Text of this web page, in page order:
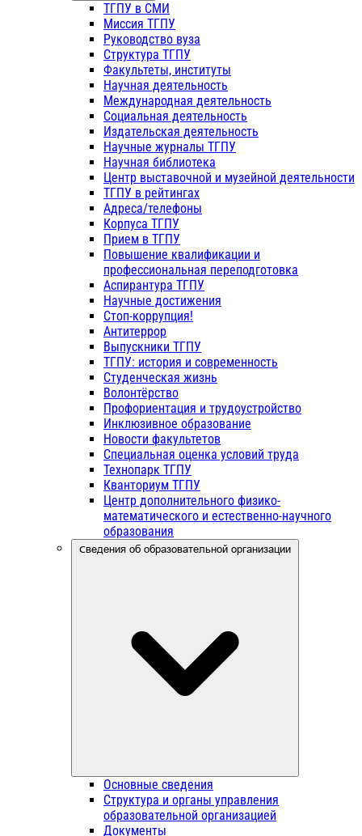
ТГПУ в СМИ
Миссия ТГПУ
Руководство вуза
Структура ТГПУ
Факультеты, институты
Научная деятельность
Международная деятельность
Социальная деятельность
Издательская деятельность
Научные журналы ТГПУ
Научная библиотека
Центр выставочной и музейной деятельности
ТГПУ в рейтингах
Адреса/телефоны
Корпуса ТГПУ
Прием в ТГПУ
Повышение квалификации и
профессиональная переподготовка
Аспирантура ТГПУ
Научные достижения
Стоп-коррупция!
Антитеррор
Выпускники ТГПУ
ТГПУ: история и современность
Студенческая жизнь
Волонтёрство
Профориентация и трудоустройство
Инклюзивное образование
Новости факультетов
Специальная оценка условий труда
Технопарк ТГПУ
Кванториум ТГПУ
Центр дополнительного физико-
математического и естественно-научного
образования
Сведения об образовательной организации
Основные сведения
Структура и органы управления
образовательной организацией
Документы